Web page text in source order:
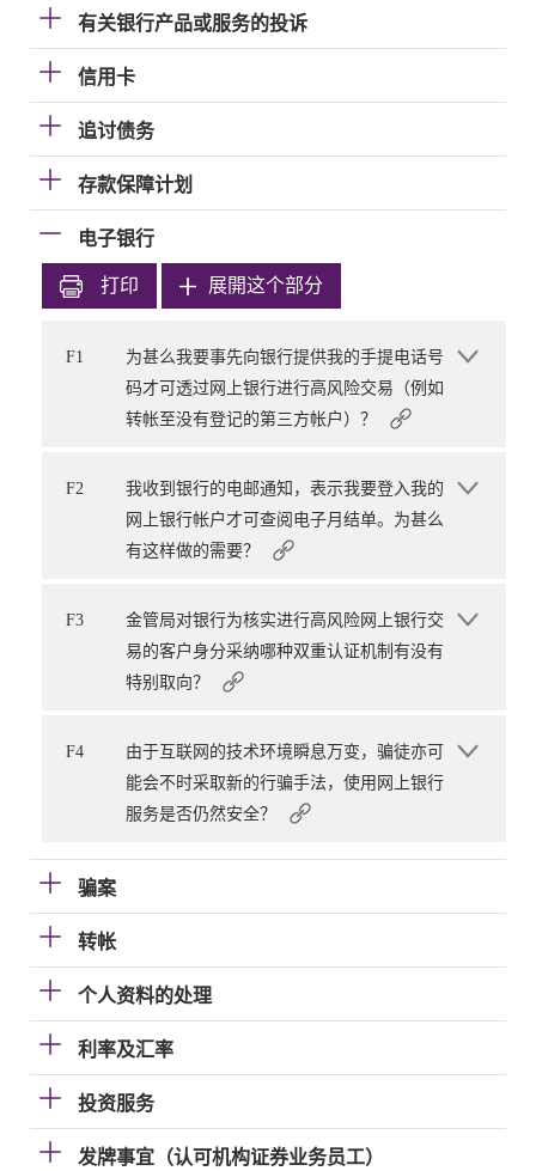
有关银行产品或服务的投诉
信用卡
追讨债务
存款保障计划
电子银行
打印 展開这个部分
F1
为甚么我要事先向银行提供我的手提电话号
码才可透过网上银行进行高风险交易（例如
转帐至没有登记的第三方帐户）？
F2
我收到银行的电邮通知，表示我要登入我的
网上银行帐户才可查阅电子月结单。为甚么
有这样做的需要？
F3
金管局对银行为核实进行高风险网上银行交
易的客户身分采纳哪种双重认证机制有没有
特别取向？
F4
由于互联网的技术环境瞬息万变，骗徒亦可
能会不时采取新的行骗手法，使用网上银行
服务是否仍然安全？
骗案
转帐
个人资料的处理
利率及汇率
投资服务
发牌事宜（认可机构证券业务员工）